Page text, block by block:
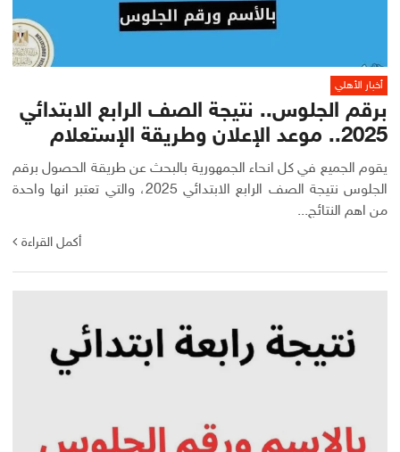
أخبار الأهلي
برقم الجلوس.. نتيجة الصف الرابع الابتدائي
2025.. موعد الإعلان وطريقة الإستعلام
يقوم الجميع في كل انحاء الجمهورية بالبحث عن طريقة الحصول برقم
الجلوس نتيجة الصف الرابع الابتدائي 2025، والتي تعتبر انها واحدة
من اهم النتائج...
أكمل القراءة